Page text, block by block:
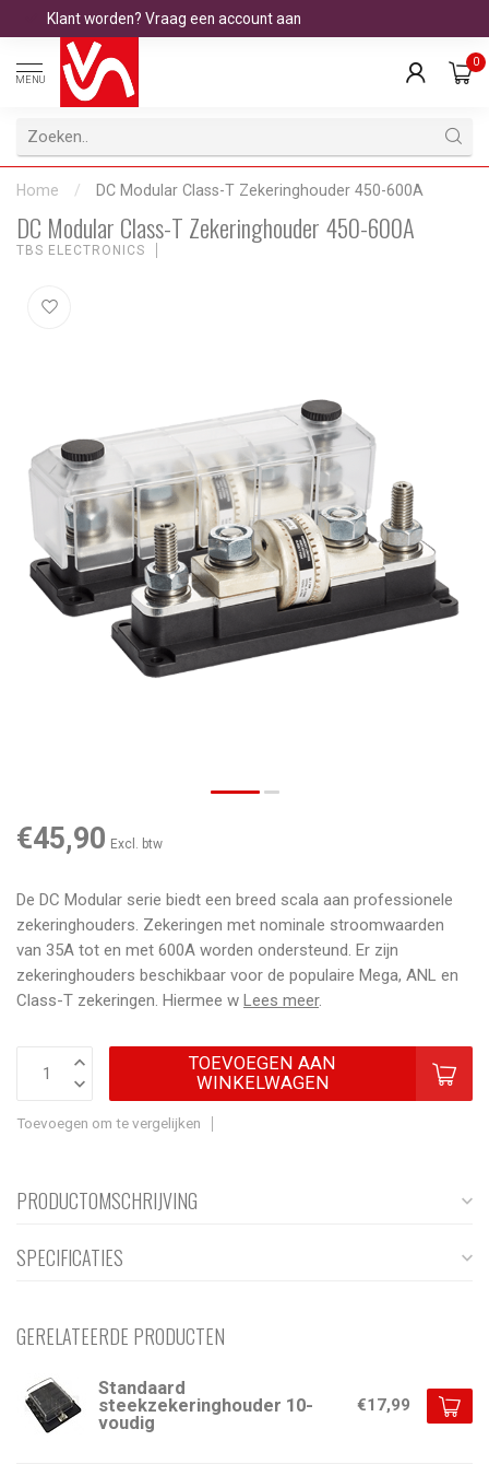
Klant worden? Vraag een account aan
MENU
0
Home / DC Modular Class-T Zekeringhouder 450-600A
DC Modular Class-T Zekeringhouder 450-600A
TBS ELECTRONICS
€45,90 Excl. btw
De DC Modular serie biedt een breed scala aan professionele
zekeringhouders. Zekeringen met nominale stroomwaarden
van 35A tot en met 600A worden ondersteund. Er zijn
zekeringhouders beschikbaar voor de populaire Mega, ANL en
Class-T zekeringen. Hiermee w Lees meer.
TOEVOEGEN AAN
WINKELWAGEN
Toevoegen om te vergelijken
PRODUCTOMSCHRIJVING
SPECIFICATIES
GERELATEERDE PRODUCTEN
Standaard
steekzekeringhouder 10-
voudig
€17,99